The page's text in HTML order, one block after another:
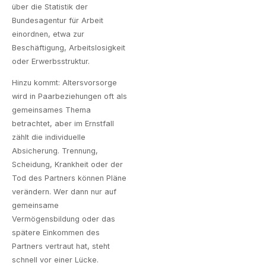
über die Statistik der
Bundesagentur für Arbeit
einordnen, etwa zur
Beschäftigung, Arbeitslosigkeit
oder Erwerbsstruktur.
Hinzu kommt: Altersvorsorge
wird in Paarbeziehungen oft als
gemeinsames Thema
betrachtet, aber im Ernstfall
zählt die individuelle
Absicherung. Trennung,
Scheidung, Krankheit oder der
Tod des Partners können Pläne
verändern. Wer dann nur auf
gemeinsame
Vermögensbildung oder das
spätere Einkommen des
Partners vertraut hat, steht
schnell vor einer Lücke.